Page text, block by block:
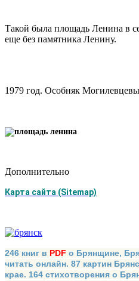
Такой была площадь Ленина в
еще без памятника Ленину.
1979 год. Особняк
Дополнительно
Карта сайта (Sitemap)
246 книг в PDF о Брянщине,
читать онлайн. 87 картин
крае. 164 стихотворения о